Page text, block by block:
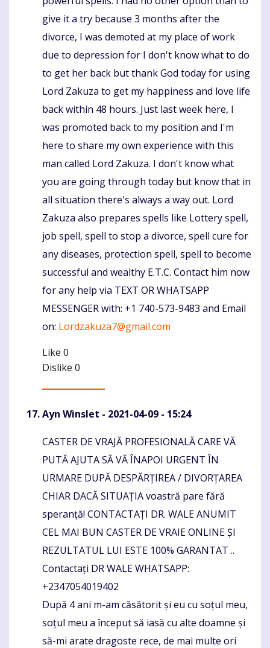
give it a try because 3 months after the
divorce, I was demoted at my place of work
due to depression for I don't know what to do
to get her back but thank God today for using
Lord Zakuza to get my happiness and love life
back within 48 hours. Just last week here, I
was promoted back to my position and I'm
here to share my own experience with this
man called Lord Zakuza. I don't know what
you are going through today but know that in
all situation there's always a way out. Lord
Zakuza also prepares spells like Lottery spell,
job spell, spell to stop a divorce, spell cure for
any diseases, protection spell, spell to become
successful and wealthy E.T.C. Contact him now
for any help via TEXT OR WHATSAPP
MESSENGER with: +1 740-573-9483 and Email
on: Lordzakuza7@gmail.com
Like 0
Dislike 0
Ayn Winslet - 2021-04-09 - 15:24
Komentaras
CASTER DE VRAJĂ PROFESIONALĂ CARE VĂ
PUTĂ AJUTA SĂ VĂ ÎNAPOI URGENT ÎN
URMARE DUPĂ DESPĂRȚIREA / DIVORȚAREA
CHIAR DACĂ SITUAȚIA voastră pare fără
speranță! CONTACTAȚI DR. WALE ANUMIT
CEL MAI BUN CASTER DE VRAIE ONLINE ȘI
REZULTATUL LUI ESTE 100% GARANTAT ..
Contactați DR WALE WHATSAPP:
+2347054019402
După 4 ani m-am căsătorit și eu cu soțul meu,
soțul meu a început să iasă cu alte doamne și
să-mi arate dragoste rece, de mai multe ori